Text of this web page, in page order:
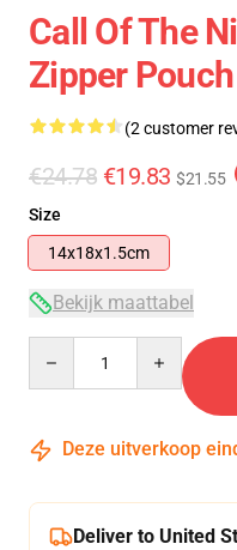
Call Of The
Zipper Pouch
(2 customer
€24.78 €19.83 $21.55
Size
14x18x1.5cm
Bekijk maattabel
Deze uitverkoop
Deliver to United